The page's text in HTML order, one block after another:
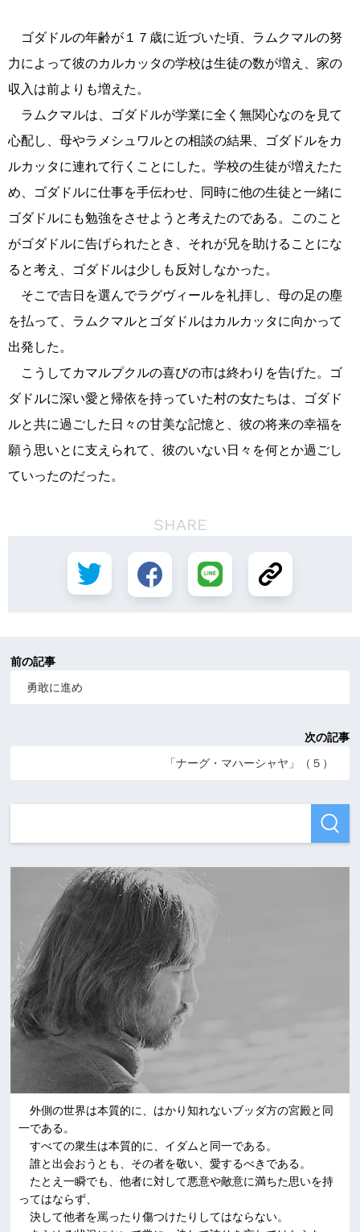
ゴダドルの年齢が１７歳に近づいた頃、ラムクマルの努
力によって彼のカルカッタの学校は生徒の数が増え、家の
収入は前よりも増えた。
ラムクマルは、ゴダドルが学業に全く無関心なのを見て
心配し、母やラメシュワルとの相談の結果、ゴダドルをカ
ルカッタに連れて行くことにした。学校の生徒が増えたた
め、ゴダドルに仕事を手伝わせ、同時に他の生徒と一緒に
ゴダドルにも勉強をさせようと考えたのである。このこと
がゴダドルに告げられたとき、それが兄を助けることにな
ると考え、ゴダドルは少しも反対しなかった。
そこで吉日を選んでラグヴィールを礼拝し、母の足の塵
を払って、ラムクマルとゴダドルはカルカッタに向かって
出発した。
こうしてカマルプクルの喜びの市は終わりを告げた。ゴ
ダドルに深い愛と帰依を持っていた村の女たちは、ゴダド
ルと共に過ごした日々の甘美な記憶と、彼の将来の幸福を
願う思いとに支えられて、彼のいない日々を何とか過ごし
ていったのだった。
SHARE
前の記事
勇敢に進め
次の記事
「ナーグ・マハーシャヤ」（５）
外側の世界は本質的に、はかり知れないブッダ方の宮殿と同
一である。
すべての衆生は本質的に、イダムと同一である。
誰と出会おうとも、その者を敬い、愛するべきである。
たとえ一瞬でも、他者に対して悪意や敵意に満ちた思いを持
ってはならず、
決して他者を罵ったり傷つけたりしてはならない。